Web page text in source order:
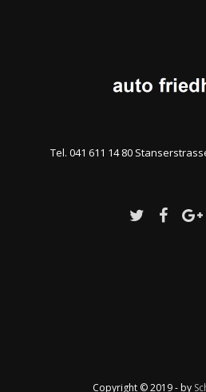
Tel. 041 611 14 80
Copyright © 2019 - by